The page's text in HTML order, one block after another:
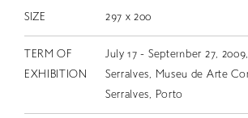
SIZE 297 x 200
TERM OF
EXHIBITION
July 17 - September 27,
Serralves, Museu de Arte
Serralves, Porto